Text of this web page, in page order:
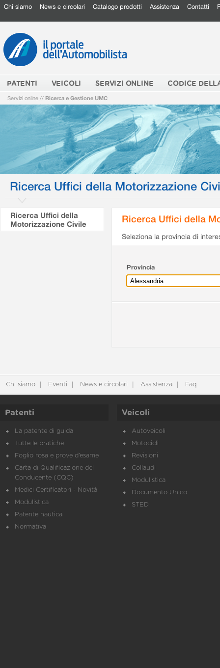
Chi siamo News e circolari Catalogo prodotti Assistenza Contatti
PATENTI VEICOLI SERVIZI ONLINE CODICE
Servizi online // Ricerca e Gestione UMC
Ricerca Uffici della Motorizzazione
Ricerca Uffici della
Motorizzazione Civile
Ricerca Uffici della
Seleziona la provincia di
Provincia
Chi siamo Eventi News e circolari Assistenza Faq
Patenti
La patente di guida
Tutte le pratiche
Foglio rosa e prove d’esame
Carta di Qualificazione del
Conducente (CQC)
Medici Certificatori - Novità
Modulistica
Patente nautica
Normativa
Veicoli
Autoveicoli
Motocicli
Revisioni
Collaudi
Modulistica
Documento Unico
STED